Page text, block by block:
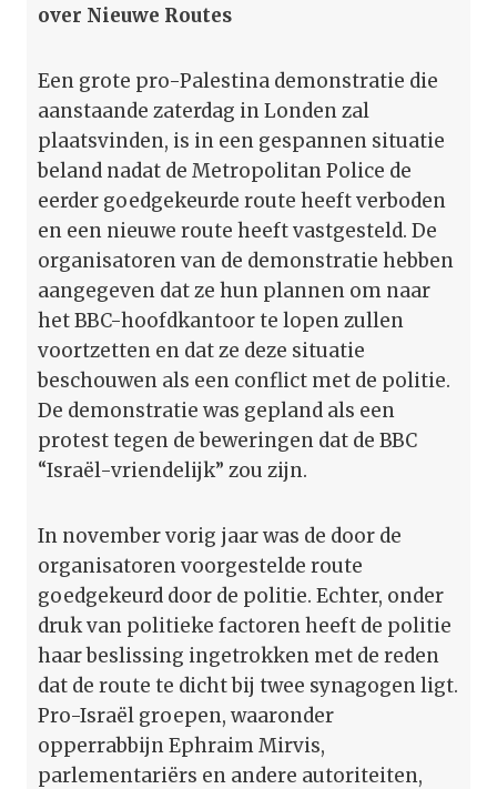
over Nieuwe Routes
Een grote pro-Palestina demonstratie die
aanstaande zaterdag in Londen zal
plaatsvinden, is in een gespannen situatie
beland nadat de Metropolitan Police de
eerder goedgekeurde route heeft verboden
en een nieuwe route heeft vastgesteld. De
organisatoren van de demonstratie hebben
aangegeven dat ze hun plannen om naar
het BBC-hoofdkantoor te lopen zullen
voortzetten en dat ze deze situatie
beschouwen als een conflict met de politie.
De demonstratie was gepland als een
protest tegen de beweringen dat de BBC
“Israël-vriendelijk” zou zijn.
In november vorig jaar was de door de
organisatoren voorgestelde route
goedgekeurd door de politie. Echter, onder
druk van politieke factoren heeft de politie
haar beslissing ingetrokken met de reden
dat de route te dicht bij twee synagogen ligt.
Pro-Israël groepen, waaronder
opperrabbijn Ephraim Mirvis,
parlementariërs en andere autoriteiten,